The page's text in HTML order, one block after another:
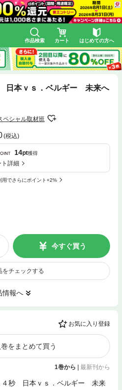
作品検索 カート はじめての方へ
日本ｖｓ．ベルギー 未来へ
ペシャル取材班
(税込)
14pt獲得
詳細
用でさらにポイント+2%
今すぐ買う
をチェックする
情報へ
お気に入り登録
をまとめて買う
1巻から | 最新刊から
４秒 日本ｖｓ．ベルギー 未来